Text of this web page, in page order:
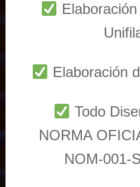
Elaboración
Todo
NORMA
NOM-001-